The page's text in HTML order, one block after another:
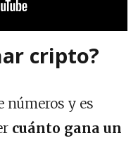
cripto?
números y es
cuánto gana un